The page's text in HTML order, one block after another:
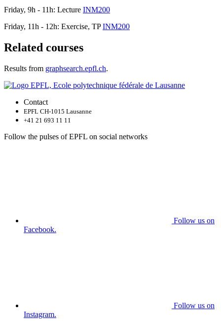
Friday, 9h - 11h: Lecture INM200
Friday, 11h - 12h: Exercise, TPINM200
Related courses
Results from graphsearch.epfl.ch.
Contact
EPFL CH-1015 Lausanne
+41 21 693 11 11
Follow the pulses of EPFL on social networks
Follow us on
Facebook.
Follow us on
Instagram.